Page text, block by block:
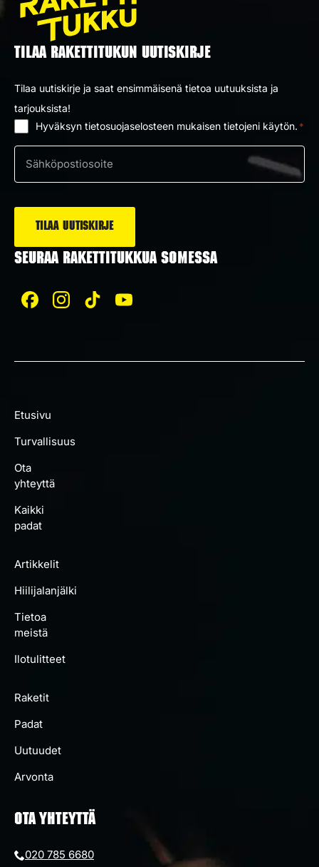
TILAA RAKETTITUKUN UUTISKIRJE
Tilaa uutiskirje ja saat ensimmäisenä tietoa uutuuksista ja
tarjouksista!
Hyväksyn tietosuojaselosteen mukaisen tietojeni käytön. *
Sähköposti
SEURAA RAKETTITUKKUA SOMESSA
Etusivu
Turvallisuus
Ota
yhteyttä
Kaikki
padat
Artikkelit
Hiilijalanjälki
Tietoa
meistä
Ilotulitteet
Raketit
Padat
Uutuudet
Arvonta
OTA YHTEYTTÄ
020 785 6680